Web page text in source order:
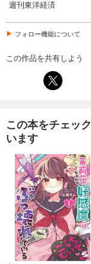
あらす
週刊
週刊東
880円 (
あらす
週刊東
週刊東洋経済
フォロー機能について
この作品を共有しよう
この本をチェッ
います